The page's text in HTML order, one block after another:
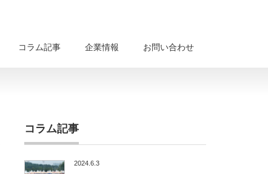
コラム記事 企業情報 お問い合わせ
コラム記事
2024.6.3